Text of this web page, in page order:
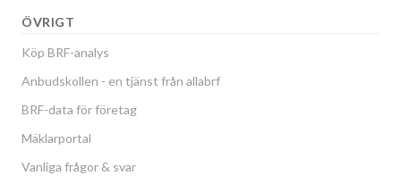
ÖVRIGT
Köp BRF-analys
Anbudskollen - en tjänst från allabrf
BRF-data för företag
Mäklarportal
Vanliga frågor & svar